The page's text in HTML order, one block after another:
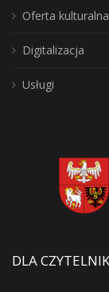
Oferta kulturalna
Digitalizacja
Usługi
DLA